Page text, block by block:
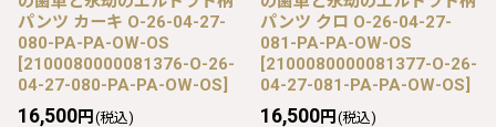
パンツ カーキ O-26-04-27-
080-PA-PA-OW-OS
[2100080000081376-O-26-
04-27-080-PA-PA-OW-OS]
16,500円 (税込)
パンツ クロ O-26-04-27-
081-PA-PA-OW-OS
[2100080000081377-O-26-
04-27-081-PA-PA-OW-OS]
16,500円 (税込)